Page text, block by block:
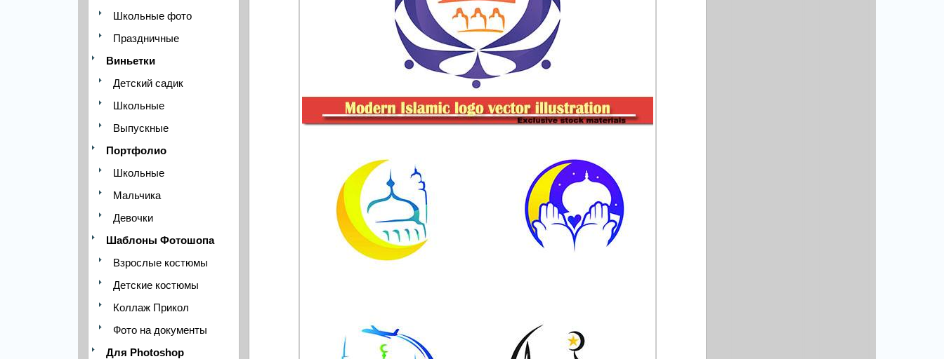
Школьные фото
Праздничные
Виньетки
Детский садик
Школьные
Выпускные
Портфолио
Школьные
Мальчика
Девочки
Шаблоны Фотошопа
Взрослые костюмы
Детские костюмы
Коллаж Прикол
Фото на документы
Для Photoshop